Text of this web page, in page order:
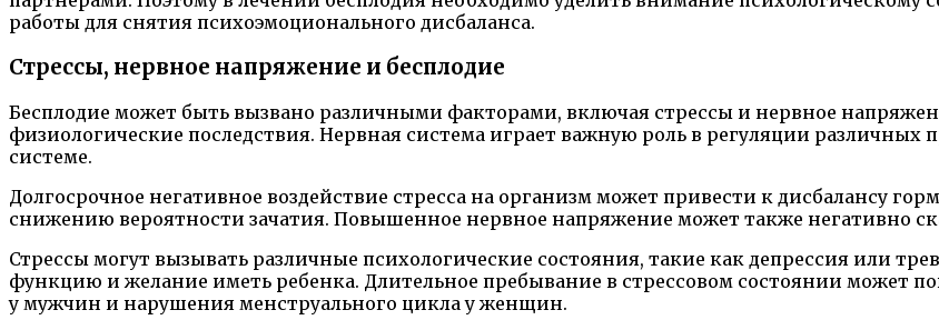
работы для снятия психоэмоционального дисбаланса.
Стрессы, нервное напряжение и бесплодие
Бесплодие может быть вызвано различными факторами, включая стрессы и нервное
физиологические последствия. Нервная система играет важную роль в регуляции различных
системе.
Долгосрочное негативное воздействие стресса на организм может привести к дисбалансу
снижению вероятности зачатия. Повышенное нервное напряжение может также негативно
Стрессы могут вызывать различные психологические состояния, такие как депрессия или
функцию и желание иметь ребенка. Длительное пребывание в стрессовом состоянии может
у мужчин и нарушения менструального цикла у женщин.